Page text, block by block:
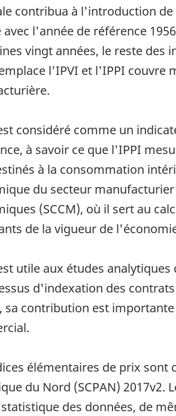
contribua à l'introduction
avec l'année de référence
vingt années, le reste des
l'IPVI et l'IPPI couvre
considéré comme un
à savoir ce que l'IPPI
à la consommation
du secteur
(SCCM), où il sert au
de la vigueur de
utile aux études
d'indexation des
sa contribution est
élémentaires de prix sont
du Nord (SCPAN) 2017v2.
des données, de